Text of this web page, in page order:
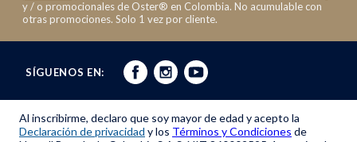
y / o promocionales de Oster® en Colombia. No acumulable con
otras promociones. Solo 1 vez por cliente.
SÍGUENOS EN:
Al inscribirme, declaro que soy mayor de edad y acepto la
Declaración de privacidad y los Términos y Condiciones de